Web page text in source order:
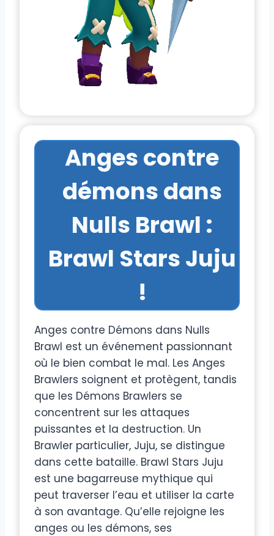
Anges contre
démons dans
Nulls Brawl :
Brawl Stars Juju
!
Anges contre Démons dans Nulls
Brawl est un événement passionnant
où le bien combat le mal. Les Anges
Brawlers soignent et protègent, tandis
que les Démons Brawlers se
concentrent sur les attaques
puissantes et la destruction. Un
Brawler particulier, Juju, se distingue
dans cette bataille. Brawl Stars Juju
est une bagarreuse mythique qui
peut traverser l’eau et utiliser la carte
à son avantage. Qu’elle rejoigne les
anges ou les démons, ses